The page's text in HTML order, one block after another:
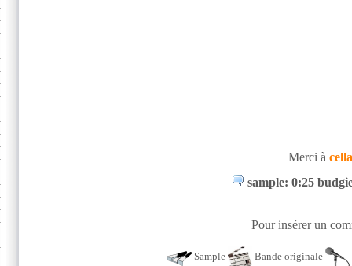
Merci à
sample: 0:25
Pour insérer un
Sample Bande originale